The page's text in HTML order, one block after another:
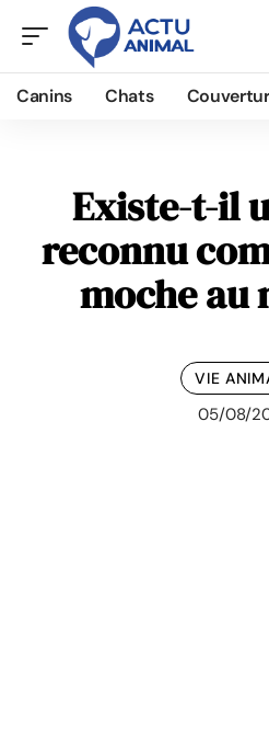
Canins Chats
Existe-t-il
reconnu
moche au
VIE
05/08/